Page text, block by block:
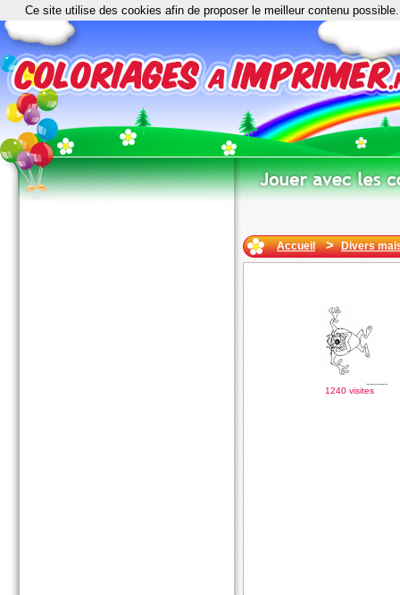
Accueil>Divers
1240 visites
Ce site utilise des cookies afin de proposer le meilleur contenu